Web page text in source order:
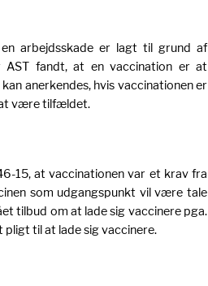
arbejdsskade er lagt til grund af
AST fandt, at en vaccination er at
anerkendes, hvis vaccinationen er
at være tilfældet.
15, at vaccinationen var et krav fra
som udgangspunkt vil være tale
tilbud om at lade sig vaccinere pga.
til at lade sig vaccinere.